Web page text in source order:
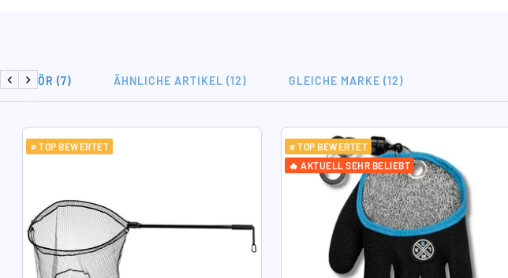
ZUBEHÖR (7) ÄHNLICHE ARTIKEL (12) GLEICHE MARKE (12)
ZurückWeiter
⭐ TOP BEWERTET
⭐ TOP BEWERTET
🔥 AKTUELL SEHR BELIEBT